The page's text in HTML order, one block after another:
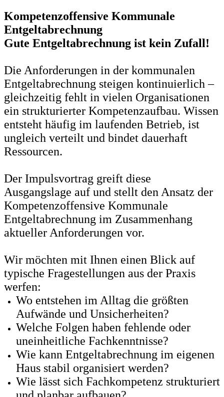
Kompetenzoffensive Kommunale
Entgeltabrechnung
Gute Entgeltabrechnung ist kein Zufall!
Die Anforderungen in der kommunalen
Entgeltabrechnung steigen kontinuierlich –
gleichzeitig fehlt in vielen Organisationen
ein strukturierter Kompetenzaufbau. Wissen
entsteht häufig im laufenden Betrieb, ist
ungleich verteilt und bindet dauerhaft
Ressourcen.
Der Impulsvortrag greift diese
Ausgangslage auf und stellt den Ansatz der
Kompetenzoffensive Kommunale
Entgeltabrechnung im Zusammenhang
aktueller Anforderungen vor.
Wir möchten mit Ihnen einen Blick auf
typische Fragestellungen aus der Praxis
werfen:
Wo entstehen im Alltag die größten
Aufwände und Unsicherheiten?
Welche Folgen haben fehlende oder
uneinheitliche Fachkenntnisse?
Wie kann Entgeltabrechnung im eigenen
Haus stabil organisiert werden?
Wie lässt sich Fachkompetenz strukturiert